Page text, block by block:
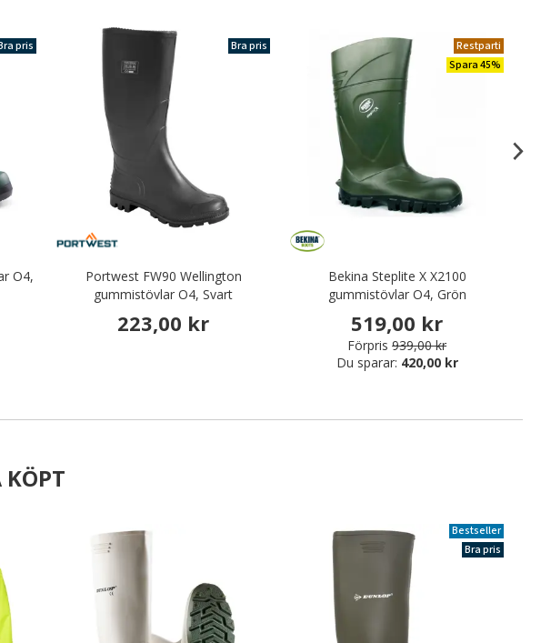
pris
O4,
Bra pris
Portwest FW90 Wellington
gummistövlar O4, Svart
223,00 kr
Restparti
Spara 45%
Bekina Steplite X X2100
gummistövlar O4, Grön
519,00 kr
Förpris 939,00 kr
Du sparar: 420,00 kr
Bestseller
Bra pris